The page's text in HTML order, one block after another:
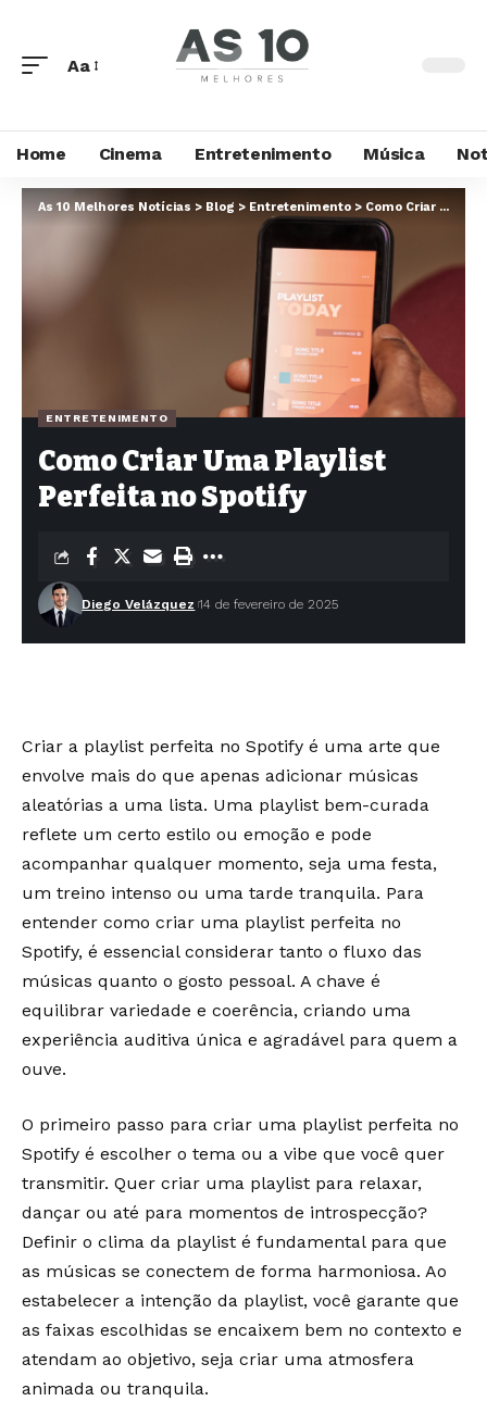
Aa
Home Cinema Entretenimento Música
As 10 Melhores Notícias > Blog > Entretenimento > Como Criar Uma Playlist Perfeita no Spotify
ENTRETENIMENTO
Como Criar Uma Playlist
Perfeita no Spotify
Diego Velázquez 14 de fevereiro de 2025
Criar a playlist perfeita no Spotify é uma arte que
envolve mais do que apenas adicionar músicas
aleatórias a uma lista. Uma playlist bem-curada
reflete um certo estilo ou emoção e pode
acompanhar qualquer momento, seja uma festa,
um treino intenso ou uma tarde tranquila. Para
entender como criar uma playlist perfeita no
Spotify, é essencial considerar tanto o fluxo das
músicas quanto o gosto pessoal. A chave é
equilibrar variedade e coerência, criando uma
experiência auditiva única e agradável para quem a
ouve.
O primeiro passo para criar uma playlist perfeita no
Spotify é escolher o tema ou a vibe que você quer
transmitir. Quer criar uma playlist para relaxar,
dançar ou até para momentos de introspecção?
Definir o clima da playlist é fundamental para que
as músicas se conectem de forma harmoniosa. Ao
estabelecer a intenção da playlist, você garante que
as faixas escolhidas se encaixem bem no contexto e
atendam ao objetivo, seja criar uma atmosfera
animada ou tranquila.